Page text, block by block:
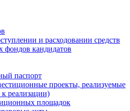
и расходовании средств
фондов кандидатов
паспорт
проекты, реализуемые
реализации)
площадок